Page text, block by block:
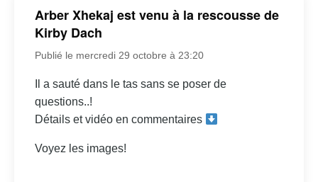
Arber Xhekaj est venu à la rescousse de
Kirby Dach
Publié le mercredi 29 octobre à 23:20
Il a sauté dans le tas sans se poser de
questions..!
Détails et vidéo en commentaires
Voyez les images!